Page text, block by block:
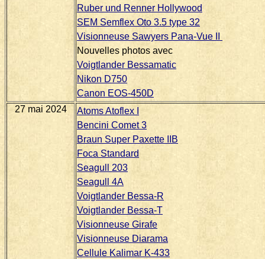
Ruber und Renner Hollywood
SEM Semflex Oto 3.5 type 32
Visionneuse Sawyers Pana-Vue II
Nouvelles photos avec
Voigtlander Bessamatic
Nikon D750
Canon EOS-450D
27 mai 2024
Atoms Atoflex I
Bencini Comet 3
Braun Super Paxette IIB
Foca Standard
Seagull 203
Seagull 4A
Voigtlander Bessa-R
Voigtlander Bessa-T
Visionneuse Girafe
Visionneuse Diarama
Cellule Kalimar K-433